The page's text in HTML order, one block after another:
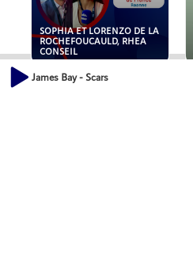
SOPHIA ET LORENZO DE LA
ROCHEFOUCAULD, RHEA
CONSEIL
James Bay - Scars